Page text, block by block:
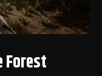
Forest